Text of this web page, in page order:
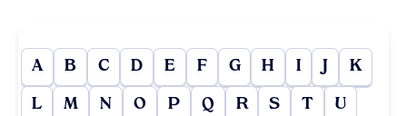
A B C D E F G H I J K
L M N O P Q R S T U